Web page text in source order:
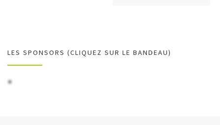
LES SPONSORS (CLIQUEZ SUR LE BANDEAU)